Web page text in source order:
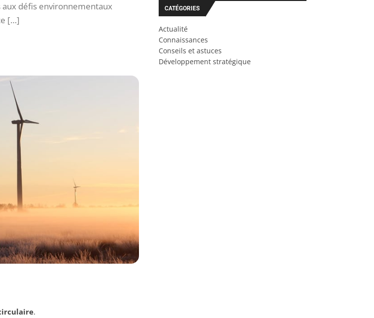
aux défis environnementaux
[…]
.
CATÉGORIES
Actualité
Connaissances
Conseils et astuces
Développement stratégique